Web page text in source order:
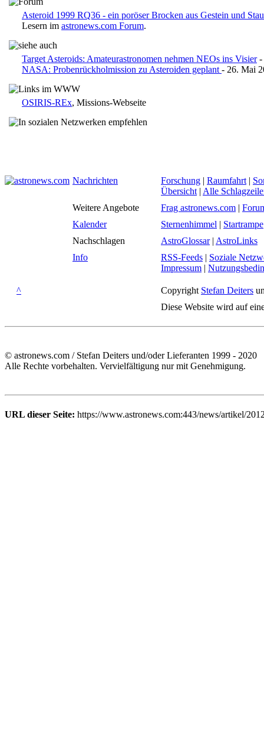
Asteroid 1999 RQ36 - ein poröser Brocken aus Gestein und
Lesern im astronews.com Forum.
Target Asteroids: Amateurastronomen nehmen NEOs ins Visier-
NASA: Probenrückholmission zu Asteroiden geplant - 26. Mai
OSIRIS-REx, Missions-Webseite
Nachrichten Forschung | Raumfahrt |
Übersicht | Alle
Weitere Angebote
Frag astronews.com |
Kalender
Sternenhimmel | Startrampe
Nachschlagen
AstroGlossar| AstroLinks
Info
RSS-Feeds | Soziale
Impressum |
^ Copyright Stefan Deiters
Diese Website wird auf
© astronews.com / Stefan Deiters und/oder Lieferanten 1999 - 2020
Alle Rechte vorbehalten. Vervielfältigung nur mit Genehmigung.
URL dieser Seite: https://www.astronews.com:443/news/artikel/